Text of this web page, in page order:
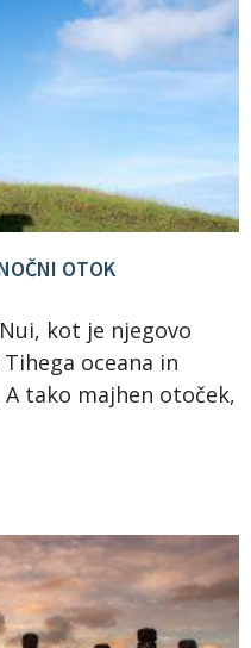
OTOK
kot je njegovo
oceana in
tako majhen otoček,